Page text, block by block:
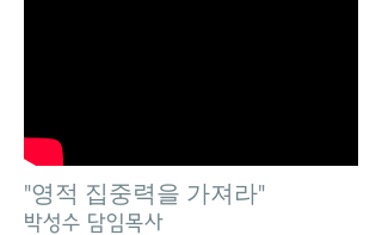
"영적 집중력을 가져라"
박성수 담임목사